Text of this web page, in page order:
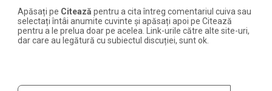
Apăsați pe Citează pentru a cita întreg comentariul cuiva sau
selectați întâi anumite cuvinte și apăsați apoi pe Citează
pentru a le prelua doar pe acelea. Link-urile către alte site-uri,
dar care au legătură cu subiectul discuției, sunt ok.